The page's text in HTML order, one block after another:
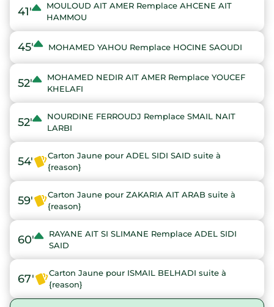
41'
MOULOUD AIT AMER Remplace AHCENE AIT
HAMMOU
45' MOHAMED YAHOU Remplace HOCINE SAOUDI
52'
MOHAMED NEDIR AIT AMER Remplace YOUCEF
KHELAFI
52'
NOURDINE FERROUDJ Remplace SMAIL NAIT
LARBI
54'
Carton Jaune pour ADEL SIDI SAID suite à
{reason}
59'
Carton Jaune pour ZAKARIA AIT ARAB suite à
{reason}
60'
RAYANE AIT SI SLIMANE Remplace ADEL SIDI
SAID
67'
Carton Jaune pour ISMAIL BELHADI suite à
{reason}